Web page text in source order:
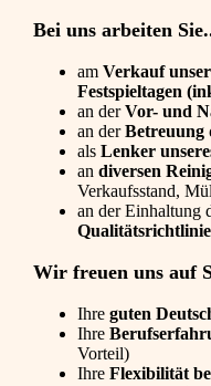
Bei uns arbeiten
am Verkauf
Festspieltagen
an derVor- und
an derBetreuung
als Lenker
an diversen
Verkaufsstand,
an der Einhaltung
Wir freuen uns auf
Ihre guten
Ihre
Vorteil)
Ihre Flexibilität